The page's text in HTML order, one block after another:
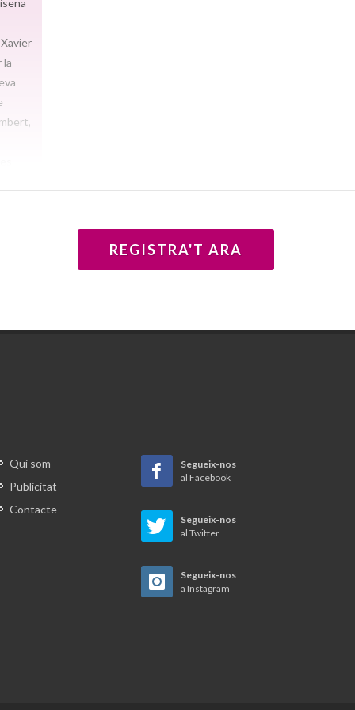
la
60
els
REGISTRA'T ARA
Qui som
Publicitat
Contacte
Segueix-nos
al Facebook
Segueix-nos
al Twitter
Segueix-nos
a Instagram